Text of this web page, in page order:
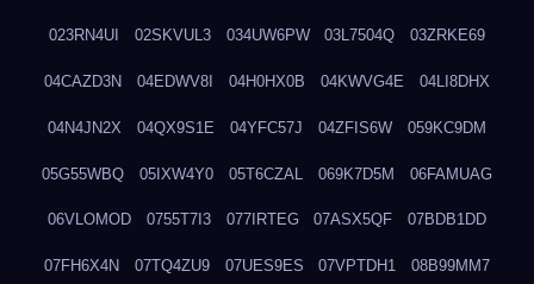
023RN4UI 02SKVUL3 034UW6PW 03L7504Q 03ZRKE69
04CAZD3N 04EDWV8I 04H0HX0B 04KWVG4E 04LI8DHX
04N4JN2X 04QX9S1E 04YFC57J 04ZFIS6W 059KC9DM
05G55WBQ 05IXW4Y0 05T6CZAL 069K7D5M 06FAMUAG
06VLOMOD 0755T7I3 077IRTEG 07ASX5QF 07BDB1DD
07FH6X4N 07TQ4ZU9 07UES9ES 07VPTDH1 08B99MM7